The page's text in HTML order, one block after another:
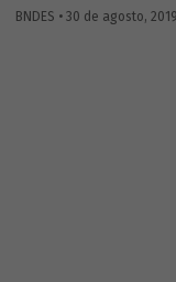
mas evidências
um segmento da
BNDES • 30 de agosto, 2019